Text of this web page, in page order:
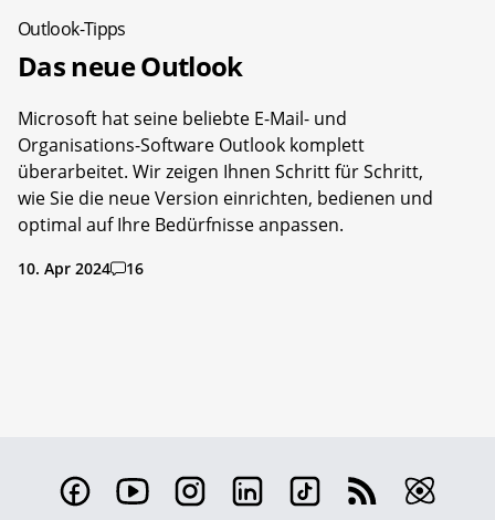
Outlook-Tipps
Das neue Outlook
Microsoft hat seine beliebte E-Mail- und
Organisations-Software Outlook komplett
überarbeitet. Wir zeigen Ihnen Schritt für Schritt,
wie Sie die neue Version einrichten, bedienen und
optimal auf Ihre Bedürfnisse anpassen.
10. Apr 2024 16